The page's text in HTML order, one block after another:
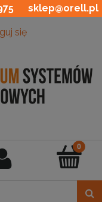
sklep@orell.pl
się